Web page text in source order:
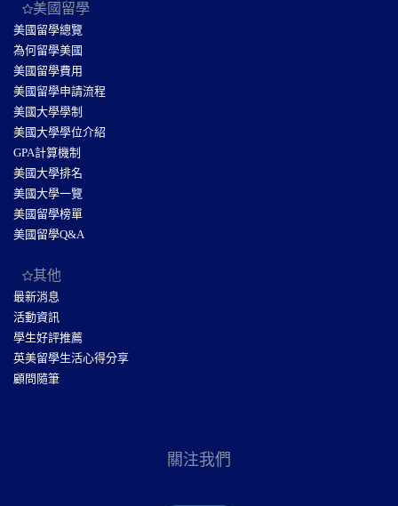
美國留學
美國留學總覽
為何留學美國
美國留學費用
美國留學申請流程
美國大學學制
美國大學學位介紹
GPA計算機制
美國大學排名
美國大學一覽
美國留學榜單
美國留學Q&A
其他
最新消息
活動資訊
學生好評推薦
英美留學生活心得分享
顧問隨筆
關注我們